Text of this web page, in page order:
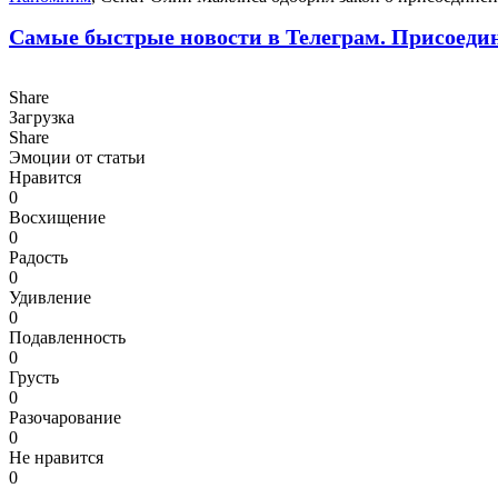
Самые быстрые новости в Телеграм.
Share
Загрузка
Share
Эмоции от статьи
Нравится
0
Восхищение
0
Радость
0
Удивление
0
Подавленность
0
Грусть
0
Разочарование
0
Не нравится
0